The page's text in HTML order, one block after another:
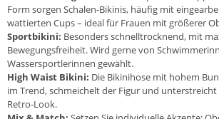
Form sorgen Schalen-Bikinis, häufig mit
wattierten Cups – ideal für Frauen mit größerer
Sportbikini: Besonders schnelltrocknend, mit
Bewegungsfreiheit. Wird gerne von
Wassersportlerinnen gewählt.
High Waist Bikini: Die Bikinihose mit hohem
im Trend, schmeichelt der Figur und
Retro-Look.